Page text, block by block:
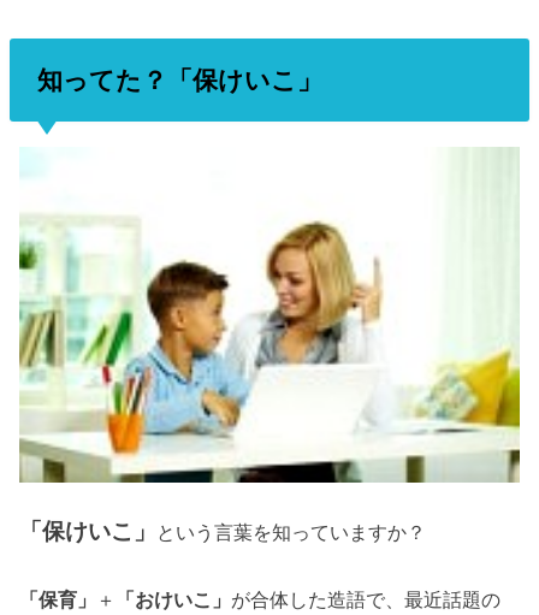
知ってた？「保けいこ」
「保けいこ」 という言葉を知っていますか？
「保育」 ＋ 「おけいこ」 が合体した造語で、最近話題の